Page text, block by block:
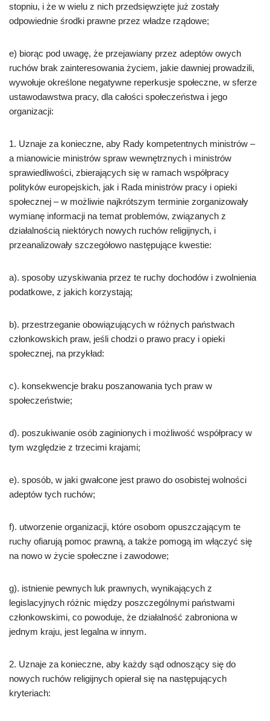
stopniu, i że w wielu z nich przedsięwzięte już zostały
odpowiednie środki prawne przez władze rządowe;
e) biorąc pod uwagę, że przejawiany przez adeptów owych
ruchów brak zainteresowania życiem, jakie dawniej prowadzili,
wywołuje określone negatywne reperkusje społeczne, w sferze
ustawodawstwa pracy, dla całości społeczeństwa i jego
organizacji:
1. Uznaje za konieczne, aby Rady kompetentnych ministrów –
a mianowicie ministrów spraw wewnętrznych i ministrów
sprawiedliwości, zbierających się w ramach współpracy
polityków europejskich, jak i Rada ministrów pracy i opieki
społecznej – w możliwie najkrótszym terminie zorganizowały
wymianę informacji na temat problemów, związanych z
działalnością niektórych nowych ruchów religijnych, i
przeanalizowały szczegółowo następujące kwestie:
a). sposoby uzyskiwania przez te ruchy dochodów i zwolnienia
podatkowe, z jakich korzystają;
b). przestrzeganie obowiązujących w różnych państwach
członkowskich praw, jeśli chodzi o prawo pracy i opieki
społecznej, na przykład:
c). konsekwencje braku poszanowania tych praw w
społeczeństwie;
d). poszukiwanie osób zaginionych i możliwość współpracy w
tym względzie z trzecimi krajami;
e). sposób, w jaki gwałcone jest prawo do osobistej wolności
adeptów tych ruchów;
f). utworzenie organizacji, które osobom opuszczającym te
ruchy ofiarują pomoc prawną, a także pomogą im włączyć się
na nowo w życie społeczne i zawodowe;
g). istnienie pewnych luk prawnych, wynikających z
legislacyjnych różnic między poszczególnymi państwami
członkowskimi, co powoduje, że działalność zabroniona w
jednym kraju, jest legalna w innym.
2. Uznaje za konieczne, aby każdy sąd odnoszący się do
nowych ruchów religijnych opierał się na następujących
kryteriach: